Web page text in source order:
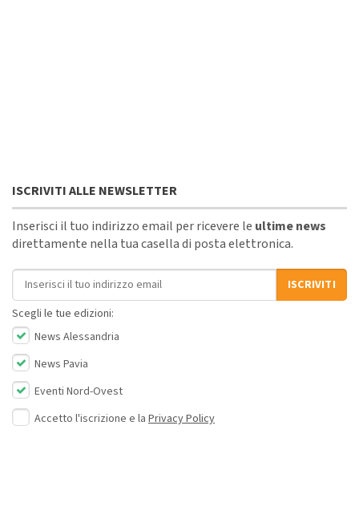
ISCRIVITI ALLE NEWSLETTER
Inserisci il tuo indirizzo email per ricevere le ultime news
direttamente nella tua casella di posta elettronica.
Indirizzo email
ISCRIVITI
Scegli le tue edizioni:
News Alessandria
News Pavia
Eventi Nord-Ovest
Accetto l'iscrizione e la Privacy Policy